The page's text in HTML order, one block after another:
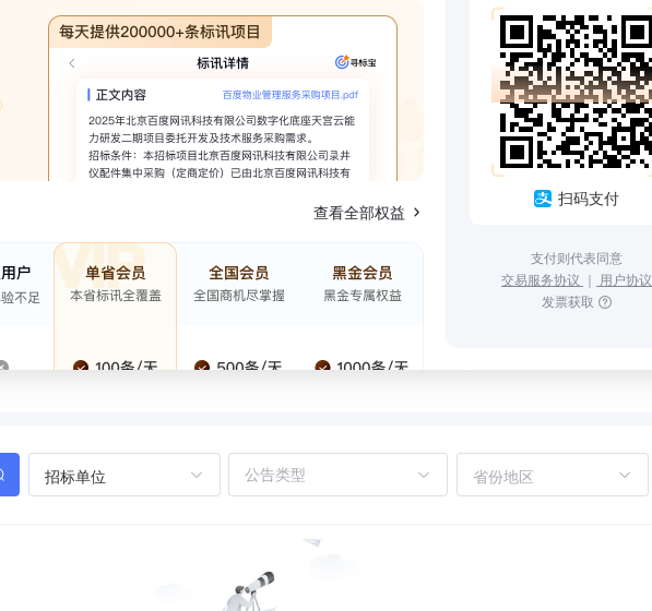
查看全部权益
扫码支付
支付则代表同意
交易服务协议 ｜ 用户协议
发票获取
招标单位 省份地区